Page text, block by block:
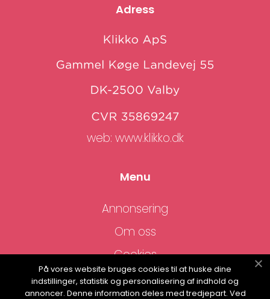
Adress
web: www.klikko.dk
Menu
Annonsering
Om oss
Cookies
Kontakta oss
På vores website bruges cookies til at huske dine
indstillinger, statistik og personalisering af indhold og
annoncer. Denne information deles med tredjepart. Ved